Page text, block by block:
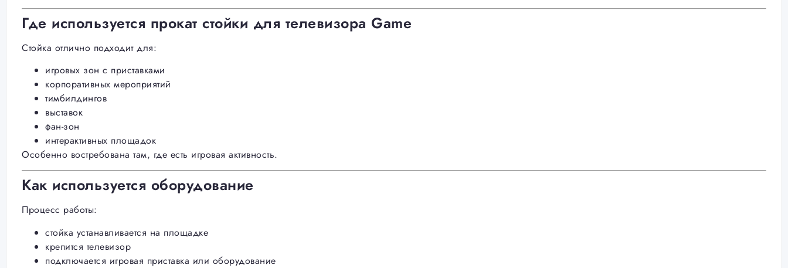
Где используется прокат стойки для телевизора Game
Стойка отлично подходит для:
игровых зон с приставками
корпоративных мероприятий
тимбилдингов
выставок
фан-зон
интерактивных площадок
Особенно востребована там, где есть игровая активность.
Как используется оборудование
Процесс работы:
стойка устанавливается на площадке
крепится телевизор
подключается игровая приставка или оборудование